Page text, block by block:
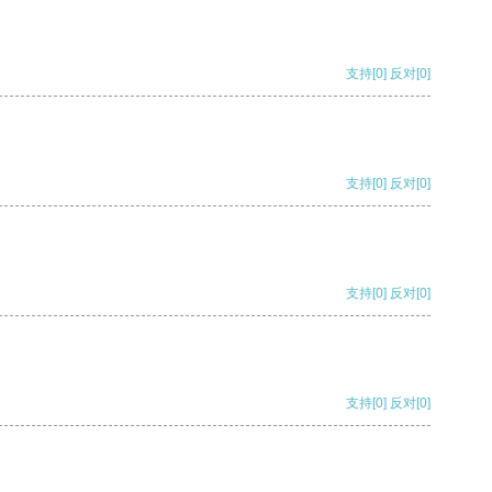
支持[0] 反对[0]
支持[0] 反对[0]
支持[0] 反对[0]
支持[0] 反对[0]